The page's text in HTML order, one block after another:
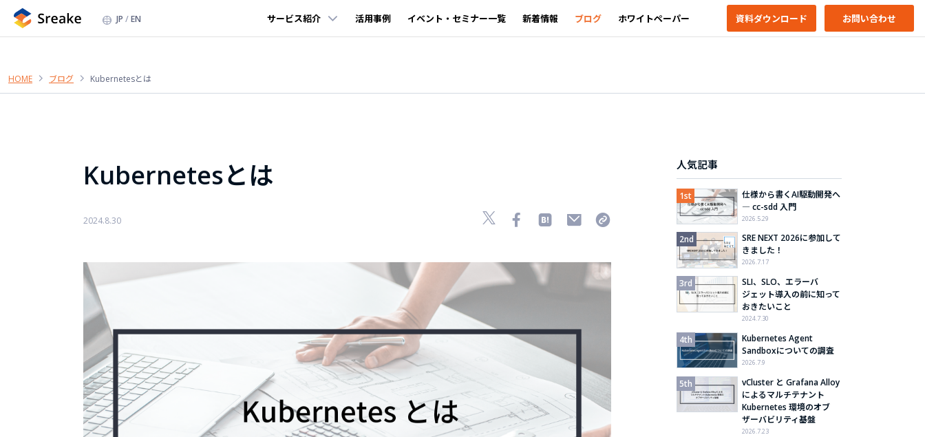
EN
JP サービス紹介 活用事例 イベント・セミナー一覧 新着情報 ブログ ホワイトペーパー 資料ダウンロード お問い合わせ
HOME ブログ Kubernetesとは
Kubernetesとは
2024.8.30
人気記事
仕様から書くAI駆動開発へ
― cc-sdd 入門
2026.5.29
SRE NEXT 2026に参加して
きました！
2026.7.17
SLI、SLO、エラーバ
ジェット導入の前に知って
おきたいこと
2024.7.30
Kubernetes Agent
Sandboxについての調査
2026.7.9
vCluster と Grafana Alloy
によるマルチテナント
Kubernetes 環境のオブ
ザーバビリティ基盤
2026.7.23